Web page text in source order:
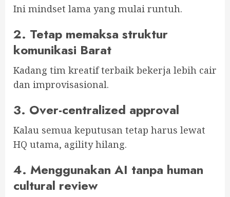
Ini mindset lama yang mulai runtuh.
2. Tetap memaksa struktur
komunikasi Barat
Kadang tim kreatif terbaik bekerja lebih cair
dan improvisasional.
3. Over-centralized approval
Kalau semua keputusan tetap harus lewat
HQ utama, agility hilang.
4. Menggunakan AI tanpa human
cultural review